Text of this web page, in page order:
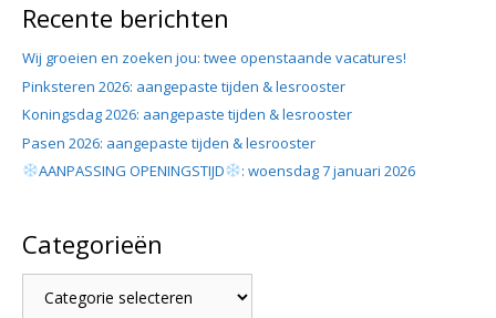
Recente berichten
Wij groeien en zoeken jou: twee openstaande vacatures!
Pinksteren 2026: aangepaste tijden & lesrooster
Koningsdag 2026: aangepaste tijden & lesrooster
Pasen 2026: aangepaste tijden & lesrooster
AANPASSING OPENINGSTIJD
: woensdag 7 januari 2026
Categorieën